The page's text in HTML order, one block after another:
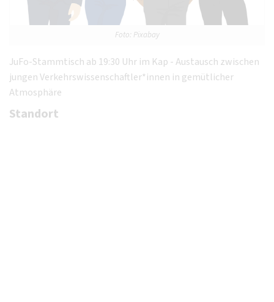
Foto: Pixabay
JuFo-Stammtisch ab 19:30 Uhr im Kap - Austausch zwischen
jungen Verkehrswissenschaftler*innen in gemütlicher
Atmosphäre
Standort